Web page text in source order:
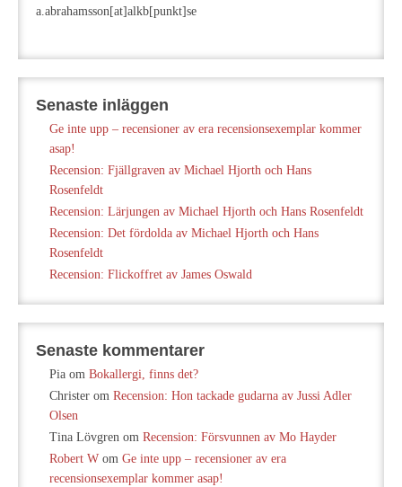
a.abrahamsson[at]alkb[punkt]se
Senaste inläggen
Ge inte upp – recensioner av era recensionsexemplar kommer
asap!
Recension: Fjällgraven av Michael Hjorth och Hans
Rosenfeldt
Recension: Lärjungen av Michael Hjorth och Hans Rosenfeldt
Recension: Det fördolda av Michael Hjorth och Hans
Rosenfeldt
Recension: Flickoffret av James Oswald
Senaste kommentarer
Pia om Bokallergi, finns det?
Christer om Recension: Hon tackade gudarna av Jussi Adler
Olsen
Tina Lövgren om Recension: Försvunnen av Mo Hayder
Robert W om Ge inte upp – recensioner av era
recensionsexemplar kommer asap!